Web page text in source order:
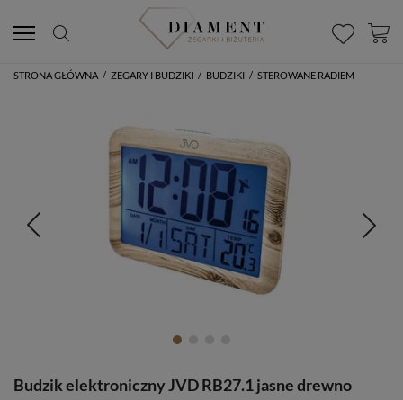
STRONA GŁÓWNA / ZEGARY I BUDZIKI / BUDZIKI / STEROWANE RADIEM
Budzik elektroniczny JVD RB27.1 jasne drewno